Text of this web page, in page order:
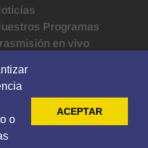
Programas
en vivo
de las audiencias
de ética
o
ACEPTAR
o
ACEPTAR